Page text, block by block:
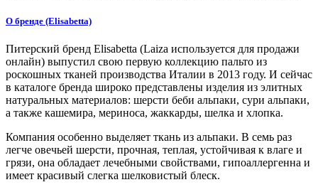
О бренде (Elisabetta)
Питерский бренд Elisabetta (Laiza используется для продажи
онлайн) выпустил свою первую коллекцию пальто из
роскошных тканей производства Италии в 2013 году. И сейчас
в каталоге бренда широко представлены изделия из элитных
натуральных материалов: шерсти беби альпаки, сури альпаки,
а также кашемира, мериноса, жаккарды, шелка и хлопка.
Компания особенно выделяет ткань из альпаки. В семь раз
легче овечьей шерсти, прочная, теплая, устойчивая к влаге и
грязи, она обладает лечебными свойствами, гипоаллергенна и
имеет красивый слегка шелковистый блеск.